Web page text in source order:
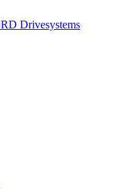
Drivesystems